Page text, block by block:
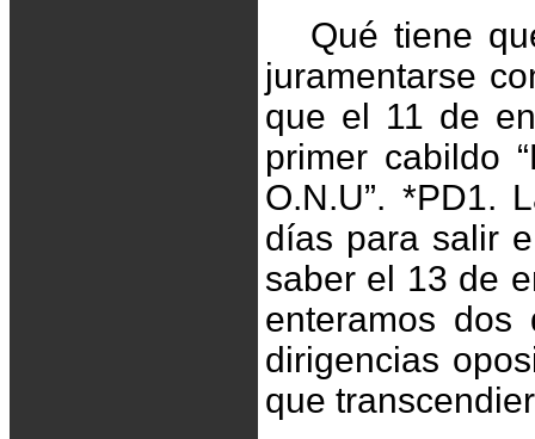
Qué tiene
juramentarse
que el 11 de
primer cabildo
O.N.U”. *PD1.
días para salir
saber el 13 de
enteramos
dirigencias
que